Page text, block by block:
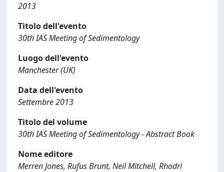
2013
Titolo dell'evento
30th IAS Meeting of Sedimentology
Luogo dell'evento
Manchester (UK)
Data dell'evento
Settembre 2013
Titolo del volume
30th IAS Meeting of Sedimentology - Abstract Book
Nome editore
Merren Jones, Rufus Brunt, Neil Mitchell, Rhodri